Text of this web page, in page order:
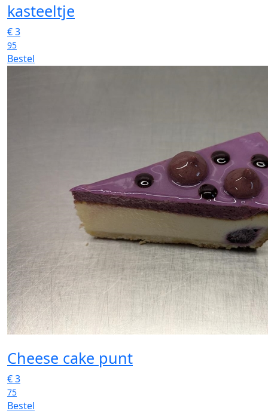
kasteeltje
€3
95
Bestel
Cheese cake punt
€3
75
Bestel